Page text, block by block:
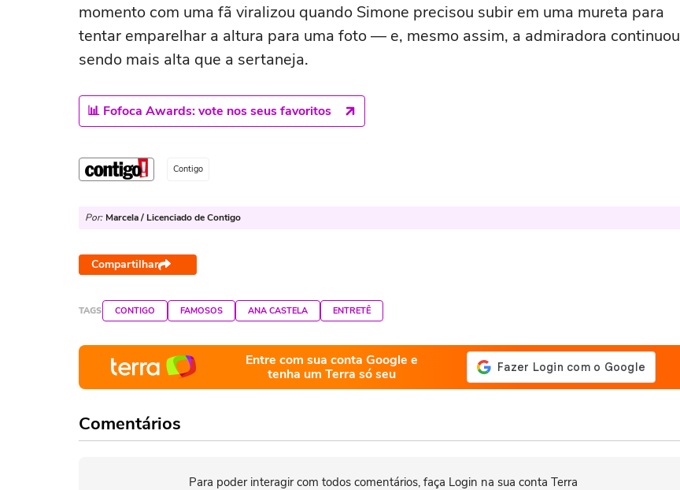
momento com uma fã viralizou quando Simone precisou subir em uma mureta para
tentar emparelhar a altura para uma foto — e, mesmo assim, a admiradora continuou
sendo mais alta que a sertaneja.
📊 Fofoca Awards: vote nos seus favoritos
Contigo
Por: Marcela / Licenciado de Contigo
Compartilhar
TAGS CONTIGO FAMOSOS ANA CASTELA ENTRETÊ
Entre com sua conta Google e
tenha um Terra só seu
Comentários
Para poder interagir com todos comentários, faça Login na sua conta Terra